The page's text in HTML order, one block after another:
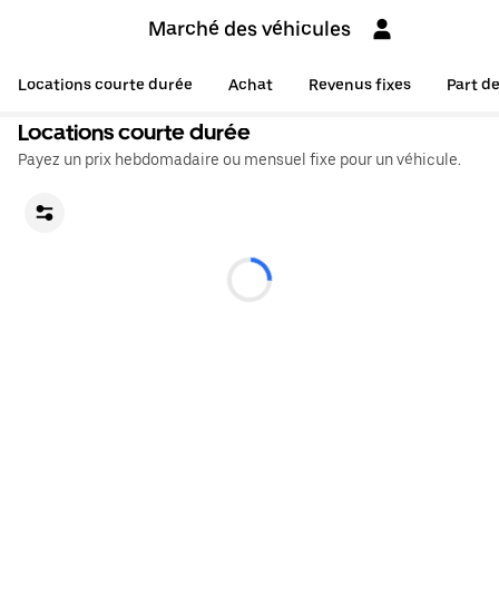
Marché des véhicules
Locations courte durée Achat Revenus fixes Part
Locations courte durée
Payez un prix hebdomadaire ou mensuel fixe pour un véhicule.